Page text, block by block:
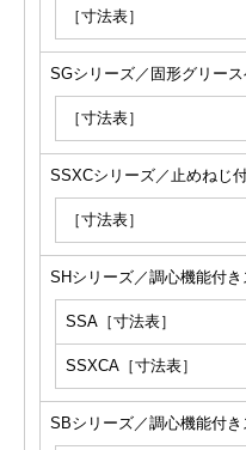
［寸法表］
SGシリーズ／固形グリー
［寸法表］
SSXCシリーズ／止めねじ
［寸法表］
SHシリーズ／調心機能付
SSA［寸法表］
SSXCA［寸法表］
SBシリーズ／調心機能付き